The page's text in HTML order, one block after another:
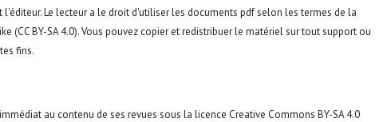
Le lecteur a le droit d'utiliser les documents pdf selon les termes de la
BY-SA 4.0). Vous pouvez copier et redistribuer le matériel sur tout support ou
fins.
au contenu de ses revues sous la licence Creative Commons BY-SA 4.0